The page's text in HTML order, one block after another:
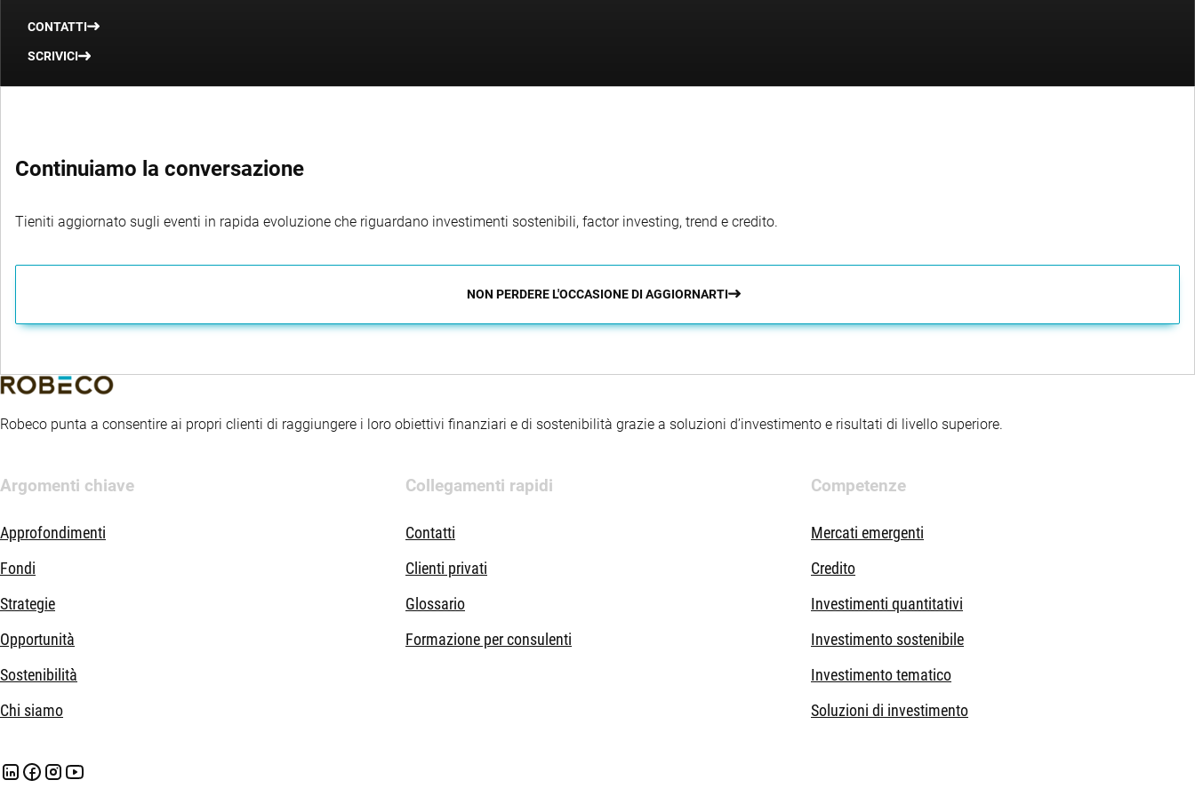
READ MORE ABOUT OUR GREEN BOND STRATEGY
CONTATTI
SCRIVICI
Continuiamo la conversazione
Tieniti aggiornato sugli eventi in rapida evoluzione che riguardano investimenti sostenibili, factor investing, trend e credito.
NON PERDERE L'OCCASIONE DI AGGIORNARTI
Robeco punta a consentire ai propri clienti di raggiungere i loro obiettivi finanziari e di sostenibilità grazie a soluzioni d’investimento e risultati di livello superiore.
Argomenti chiave
Approfondimenti
Fondi
Strategie
Opportunità
Sostenibilità
Chi siamo
Collegamenti rapidi
Contatti
Clienti privati
Glossario
Formazione per consulenti
Competenze
Mercati emergenti
Credito
Investimenti quantitativi
Investimento sostenibile
Investimento tematico
Soluzioni di investimento